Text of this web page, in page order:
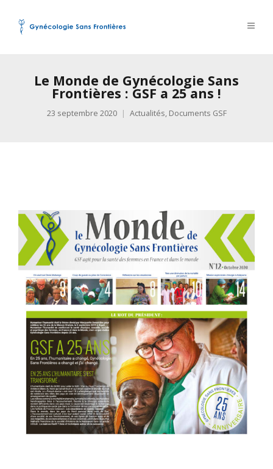
Le Monde de Gynécologie Sans
Frontières : GSF a 25 ans !
23 septembre 2020 Actualités, Documents GSF